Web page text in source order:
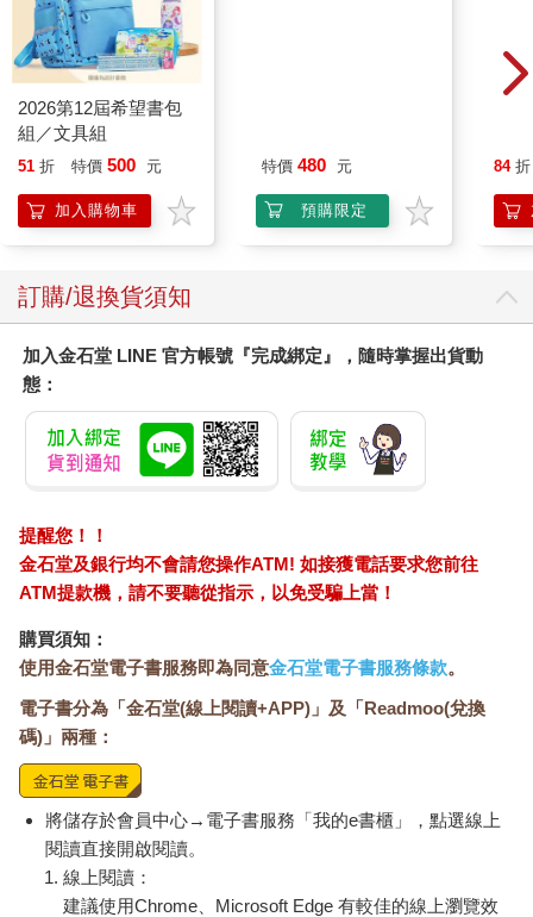
2026第12屆希望書包
組／文具組
51 折 特價 500 元
加入購物車
特價 480 元
預購限定
84 折
訂購/退換貨須知
加入金石堂 LINE 官方帳號『完成綁定』，隨時掌握出貨動
態：
提醒您！！
金石堂及銀行均不會請您操作ATM! 如接獲電話要求您前往
ATM提款機，請不要聽從指示，以免受騙上當！
購買須知：
使用金石堂電子書服務即為同意金石堂電子書服務條款。
電子書分為「金石堂(線上閱讀+APP)」及「Readmoo(兌換
碼)」兩種：
將儲存於會員中心→電子書服務「我的e書櫃」，點選線上
閱讀直接開啟閱讀。
線上閱讀：
建議使用Chrome、Microsoft Edge 有較佳的線上瀏覽效